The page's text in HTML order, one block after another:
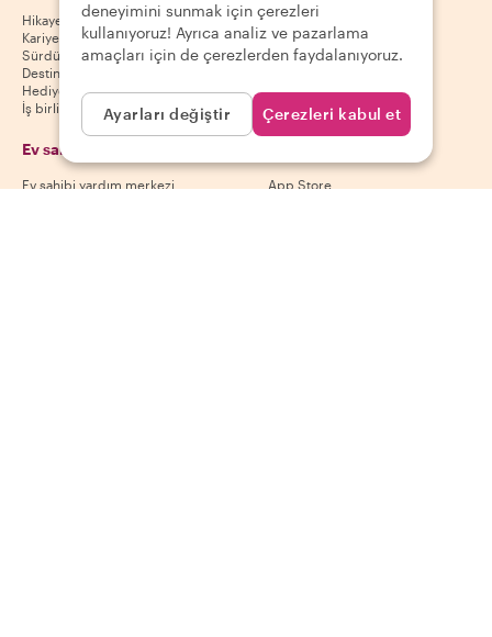
Hikayemiz
Kariyer
Sürdürülebilirlik
Destinasyonlar
Hediye kuponları
İş birliği yap
Misafir yardım merkezi
Misafir iptal politikası
Misafir kullanım koşulları
Ev sahipleri
Ev sahibi yardım merkezi
App Store
deneyimini sunmak için çerezleri
kullanıyoruz! Ayrıca analiz ve pazarlama
amaçları için de çerezlerden faydalanıyoruz.
Ayarları değiştir Çerezleri kabul et